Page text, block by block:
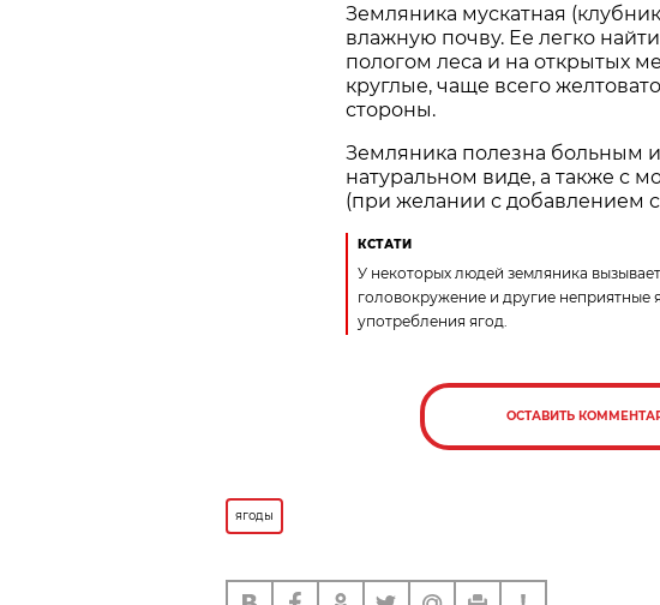
Земляника мускатная
влажную почву. Ее легко
пологом леса и на открытых
круглые, чаще всего
стороны.
Земляника полезна больным
натуральном виде, а также с
(при желании с добавлением
КСТАТИ
У некоторых людей земляника
головокружение и другие
употребления ягод.
ОСТАВИТЬ
ягоды